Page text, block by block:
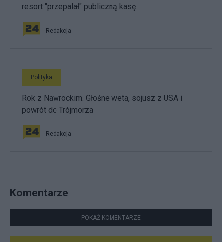
resort "przepalał" publiczną kasę
Redakcja
Polityka
Rok z Nawrockim. Głośne weta, sojusz z USA i
powrót do Trójmorza
Redakcja
Komentarze
POKAŻ KOMENTARZE